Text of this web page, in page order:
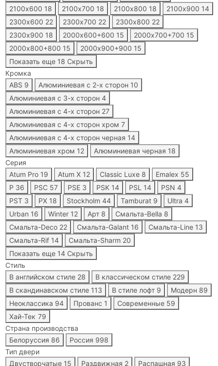
2100х600 18 2100х700 18 2100х800 18 2100х900 14
2300х600 22 2300х700 22 2300х800 22
2300х900 18 2000х600+600 15 2000х700+700 15
2000х800+800 15 2000х900+900 15
Показать еще 18 Скрыть
Кромка
ABS 9 Алюминиевая с 2-x сторон 10
Алюминиевая с 3-x сторон 4
Алюминиевая с 4-x сторон 27
Алюминиевая с 4-x сторон хром 7
Алюминиевая с 4-x сторон черная 14
Алюминиевая хром 12 Алюминиевая черная 18
Серия
Atum Pro 19 Atum X 12 Classic Luxe 8 Emalex 55
P 36 PSC 57 PSE 3 PSK 14 PSL 14 PSN 4
PST 3 PX 18 Stockholm 44 Tamburat 9 Ultra 4
Urban 16 Winter 12 Арт 8 Смальта-Bella 8
Смальта-Deco 22 Смальта-Galant 16 Смальта-Line 13
Смальта-Rif 14 Смальта-Sharm 20
Показать еще 14 Скрыть
Стиль
В английском стиле 28 В классическом стиле 229
В скандинавском стиле 113 В стиле лофт 9 Модерн 89
Неоклассика 94 Прованс 1 Современные 59
Хай-Тек 79
Страна производства
Белоруссия 86 Россия 998
Тип двери
Двустворчатые 15 Раздвижная 2 Распашная 93